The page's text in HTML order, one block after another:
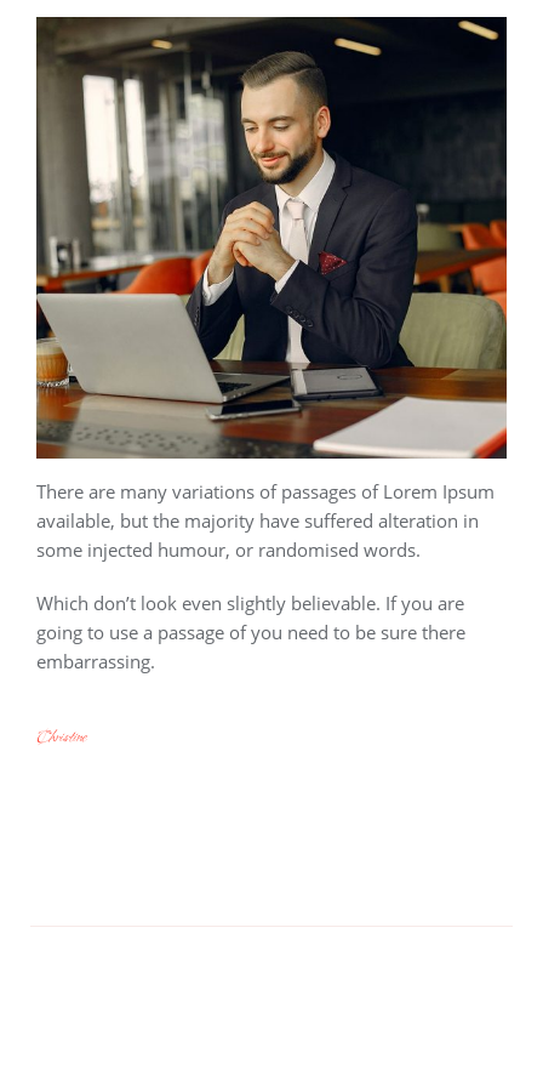
There are many variations of passages of Lorem Ipsum
available, but the majority have suffered alteration in
some injected humour, or randomised words.
Which don’t look even slightly believable. If you are
going to use a passage of you need to be sure there
embarrassing.
Christine